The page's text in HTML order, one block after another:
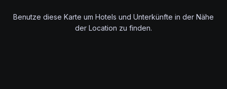
Benutze diese Karte um Hotels und Unterkünfte in der Nähe
der Location zu finden.